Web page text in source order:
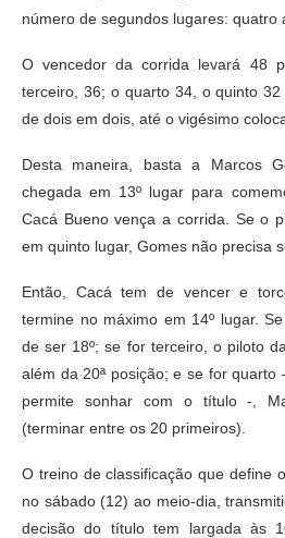
número de segundos lugares: quatro
O vencedor da corrida levará 48
terceiro, 36; o quarto 34, o quinto 32
de dois em dois, até o vigésimo
Desta maneira, basta a Marcos
chegada em 13º lugar para
Cacá Bueno vença a corrida. Se o
em quinto lugar, Gomes não precisa
Então, Cacá tem de vencer e
termine no máximo em 14º lugar.
de ser 18º; se for terceiro, o piloto
além da 20ª posição; e se for quarto
permite sonhar com o título -,
(terminar entre os 20 primeiros).
O treino de classificação que define
no sábado (12) ao meio-dia,
decisão do título tem largada às